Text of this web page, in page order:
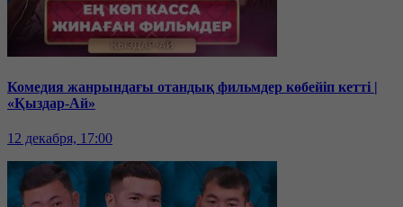
Комедия жанрындағы отандық фильмдер көбейіп кетті |
«Қыздар-Ай»
12 декабря, 17:00